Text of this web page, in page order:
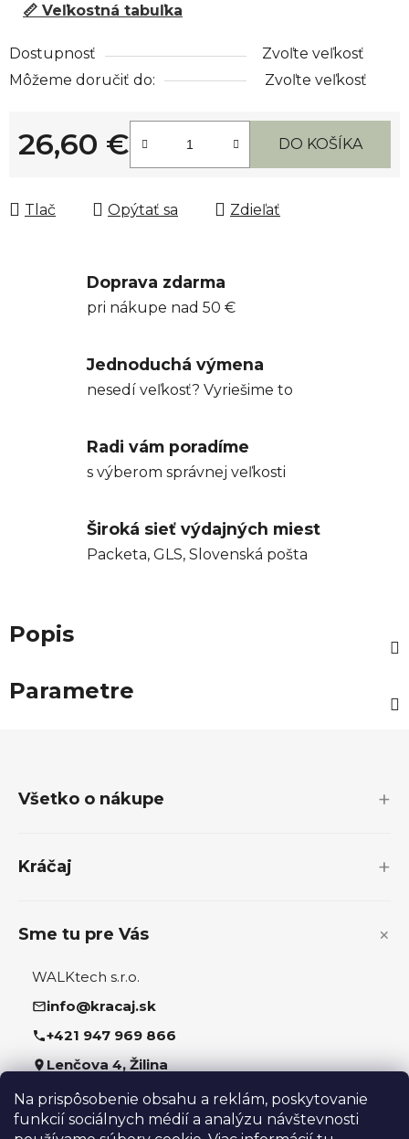
Na prispôsobenie obsahu a reklám, poskytovanie
funkcií sociálnych médií a analýzu návštevnosti
📏 Veľkostná tabuľka
Dostupnosť
Zvoľte veľkosť
Môžeme doručiť do:
Zvoľte veľkosť
26,60 €
Jednotková cena:
DO KOŠÍKA
Tlač Opýtať sa Zdieľať
Doprava zdarma
pri nákupe nad 50 €
Jednoduchá výmena
nesedí veľkosť? Vyriešime to
Radi vám poradíme
s výberom správnej veľkosti
Široká sieť výdajných miest
Packeta, GLS, Slovenská pošta
Popis
Parametre
Všetko o nákupe
Kráčaj
Sme tu pre Vás
WALKtech s.r.o.
info@kracaj.sk
+421 947 969 866
Lenčova 4, Žilina
Sledujte nás